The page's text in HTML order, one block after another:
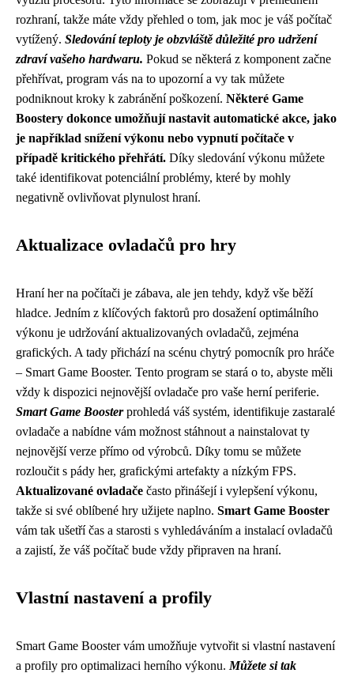
rozhraní, takže máte vždy přehled o tom, jak moc je váš počítač
vytížený. Sledování teploty je obzvláště důležité pro udržení
zdraví vašeho hardwaru. Pokud se některá z komponent začne
přehřívat, program vás na to upozorní a vy tak můžete
podniknout kroky k zabránění poškození. Některé Game
Boostery dokonce umožňují nastavit automatické akce, jako
je například snížení výkonu nebo vypnutí počítače v
případě kritického přehřátí. Díky sledování výkonu můžete
také identifikovat potenciální problémy, které by mohly
negativně ovlivňovat plynulost hraní.
Aktualizace ovladačů pro hry
Hraní her na počítači je zábava, ale jen tehdy, když vše běží
hladce. Jedním z klíčových faktorů pro dosažení optimálního
výkonu je udržování aktualizovaných ovladačů, zejména
grafických. A tady přichází na scénu chytrý pomocník pro hráče
– Smart Game Booster. Tento program se stará o to, abyste měli
vždy k dispozici nejnovější ovladače pro vaše herní periferie.
Smart Game Boosterprohledá váš systém, identifikuje zastaralé
ovladače a nabídne vám možnost stáhnout a nainstalovat ty
nejnovější verze přímo od výrobců. Díky tomu se můžete
rozloučit s pády her, grafickými artefakty a nízkým FPS.
Aktualizované ovladače často přinášejí i vylepšení výkonu,
takže si své oblíbené hry užijete naplno. Smart Game Booster
vám tak ušetří čas a starosti s vyhledáváním a instalací ovladačů
a zajistí, že váš počítač bude vždy připraven na hraní.
Vlastní nastavení a profily
Smart Game Booster vám umožňuje vytvořit si vlastní nastavení
a profily pro optimalizaci herního výkonu. Můžete si tak